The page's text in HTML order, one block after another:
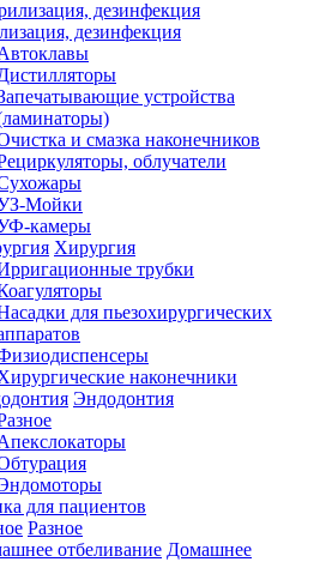
дезинфекция
устройства
и смазка наконечников
облучатели
Мойки
камеры
Хирургия
трубки
для пьезохирургических
наконечники
Эндодонтия
для пациентов
Разное
Домашнее